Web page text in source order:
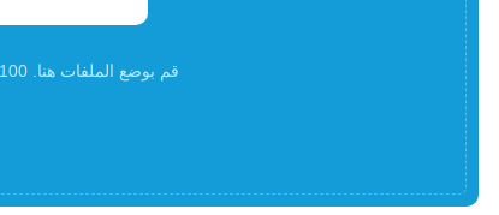
قم بوضع الملفات هنا. 100 ميغا بايت كحد أقصى لحجم الملف أوالتسجيلأ و